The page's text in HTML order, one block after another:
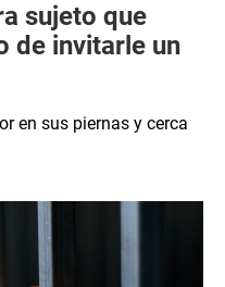
sujeto que
de invitarle un
en sus piernas y cerca